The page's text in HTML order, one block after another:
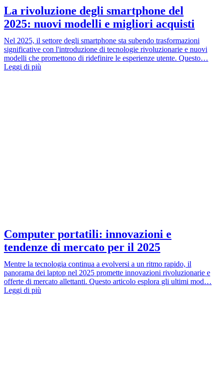
La rivoluzione degli smartphone del
2025: nuovi modelli e migliori acquisti
Nel 2025, il settore degli smartphone sta subendo trasformazioni
significative con l'introduzione di tecnologie rivoluzionarie e nuovi
modelli che promettono di ridefinire le esperienze utente. Questo…
Leggi di più
Computer portatili: innovazioni e
tendenze di mercato per il 2025
Mentre la tecnologia continua a evolversi a un ritmo rapido, il
panorama dei laptop nel 2025 promette innovazioni rivoluzionarie e
offerte di mercato allettanti. Questo articolo esplora gli ultimi mod…
Leggi di più